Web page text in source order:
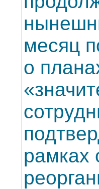
месяц
о
рамках